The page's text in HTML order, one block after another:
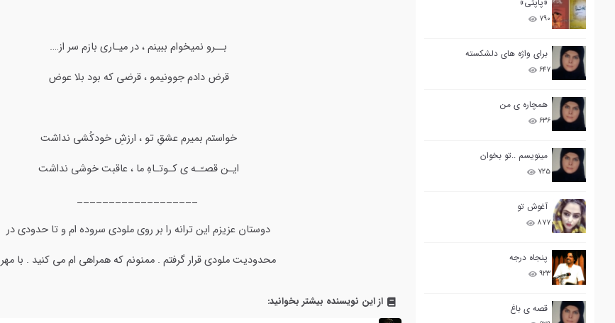
۷۹۰
برای واژه های دلشکسته
۶۴۷
همچاره ی من
۶۳۶
مینویسم ..تو بخوان
۷۲۵
آغوش تو
۸۷۷
پنجاه درجه
۹۲۳
قصه ی باغ
بــرو نمیخوام ببینم ، در میـاری بازم سر از….
قرض دادم جوونیمو ، قرضی که بود بلا عوض
خواستم بمیرم عشقِ تو ، ارزشِ خودکُشی نداشت
ایـن قصـّـه ی کـوتـاهِ ما ، عاقبت خوشی نداشت
___________________
دوستان عزیزم این ترانه را بر روی ملودی سروده ام و تا حدودی در
محدودیت ملودی قرار گرفتم . ممنونم که همراهی ام می کنید . با مهر
از این نویسنده بیشتر بخوانید: